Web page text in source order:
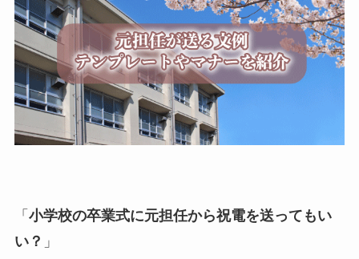
退職・定年
入学・就職・合格祝い・卒業
成人式
「 小学校の卒業式に元担任から祝電を送ってもい
い？ 」